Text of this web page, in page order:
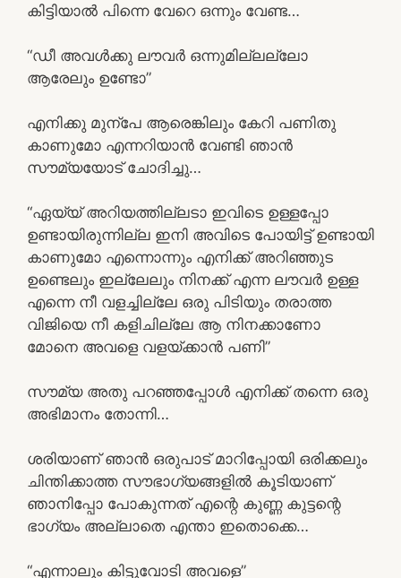
കിട്ടിയാൽ പിന്നെ വേറെ ഒന്നും വേണ്ട…
“ഡീ അവൾക്കു ലൗവർ ഒന്നുമില്ലല്ലോ
ആരേലും ഉണ്ടോ”
എനിക്കു മുന്പേ ആരെങ്കിലും കേറി പണിതു
കാണുമോ എന്നറിയാൻ വേണ്ടി ഞാൻ
സൗമ്യയോട് ചോദിച്ചു…
“ഏയ്യ് അറിയത്തില്ലടാ ഇവിടെ ഉള്ളപ്പോ
ഉണ്ടായിരുന്നില്ല ഇനി അവിടെ പോയിട്ട് ഉണ്ടായി
കാണുമോ എന്നൊന്നും എനിക്ക് അറിഞ്ഞുട
ഉണ്ടെലും ഇല്ലേലും നിനക്ക് എന്ന ലൗവർ ഉള്ള
എന്നെ നീ വളച്ചില്ലേ ഒരു പിടിയും തരാത്ത
വിജിയെ നീ കളിചില്ലേ ആ നിനക്കാണോ
മോനെ അവളെ വളയ്ക്കാൻ പണി”
സൗമ്യ അതു പറഞ്ഞപ്പോൾ എനിക്ക് തന്നെ ഒരു
അഭിമാനം തോന്നി…
ശരിയാണ് ഞാൻ ഒരുപാട് മാറിപ്പോയി ഒരിക്കലും
ചിന്തിക്കാത്ത സൗഭാഗ്യങ്ങളിൽ കൂടിയാണ്
ഞാനിപ്പോ പോകുന്നത് എന്റെ കുണ്ണ കുട്ടന്റെ
ഭാഗ്യം അല്ലാതെ എന്താ ഇതൊക്കെ…
“എന്നാലും കിട്ടുവോടി അവളെ”